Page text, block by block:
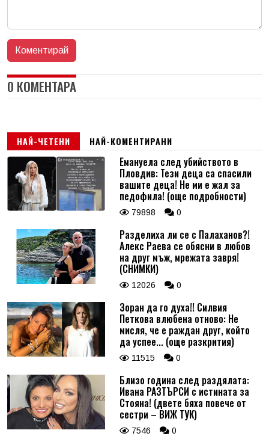
0 КОМЕНТАРА
НАЙ-ЧЕТЕНИ НАЙ-КОМЕНТИРАНИ
Емануела след убийството в
Пловдив: Тези деца са спасили
вашите деца! Не ми е жал за
педофила! (още подробности)
79898 0
Разделиха ли се с Палаханов?!
Алекс Раева се обясни в любов
на друг мъж, мрежата завря!
(СНИМКИ)
12026 0
Зоран да го духа!! Силвия
Петкова влюбена отново: Не
мисля, че е раждан друг, който
да успее... (още разкрития)
11515 0
Близо година след раздялата:
Ивана РАЗТЪРСИ с истината за
Стояна! (двете бяха повече от
сестри – ВИЖ ТУК)
7546 0